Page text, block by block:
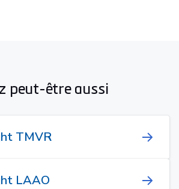
peut-être aussi
TMVR
LAAO